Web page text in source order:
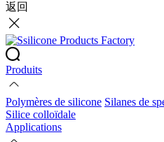
返回
Produits
Polymères de silicone Silanes de
Silice colloïdale
Applications